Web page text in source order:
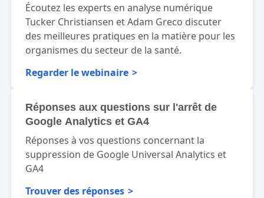
Écoutez les experts en analyse numérique
Tucker Christiansen et Adam Greco discuter
des meilleures pratiques en la matière pour les
organismes du secteur de la santé.
Regarder le webinaire
Réponses aux questions sur l'arrêt de
Google Analytics et GA4
Réponses à vos questions concernant la
suppression de Google Universal Analytics et
GA4
Trouver des réponses